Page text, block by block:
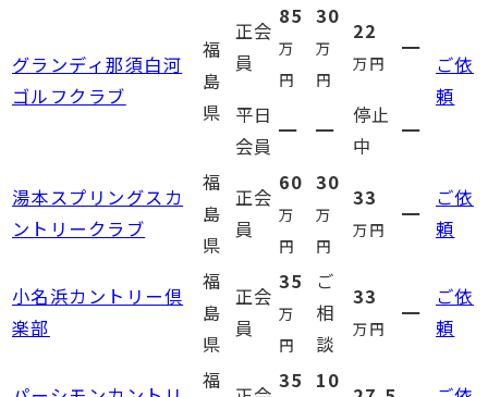
グランディ那須白河
ゴルフクラブ
福
島
県
正会
員
85
万
円
30
万
円
22
万円
━
ご依
頼
平日
会員
━ ━
停止
中
━
湯本スプリングスカ
ントリークラブ
福
島
県
正会
員
60
万
円
30
万
円
33
万円
━
ご依
頼
小名浜カントリー倶
楽部
福
島
県
正会
員
35
万
円
ご
相
談
33
万円
━
ご依
頼
福 35 10